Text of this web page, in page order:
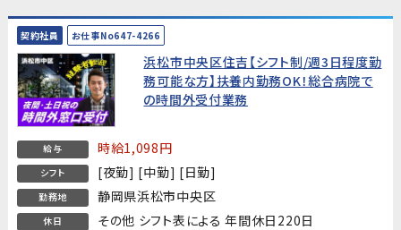
契約社員 お仕事No647-4266
浜松市中央区住吉【シフト制/週3日程度勤
務可能な方】扶養内勤務OK！総合病院で
の時間外受付業務
給与 時給1,098円
シフト [夜勤] [中勤] [日勤]
勤務地 静岡県浜松市中央区
休日 その他 シフト表による 年間休日220日